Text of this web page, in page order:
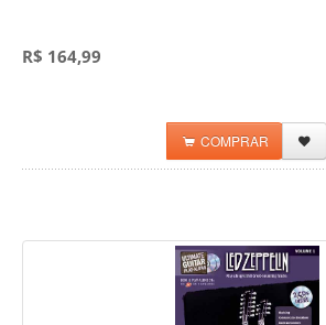
R$ 164,99
COMPRAR